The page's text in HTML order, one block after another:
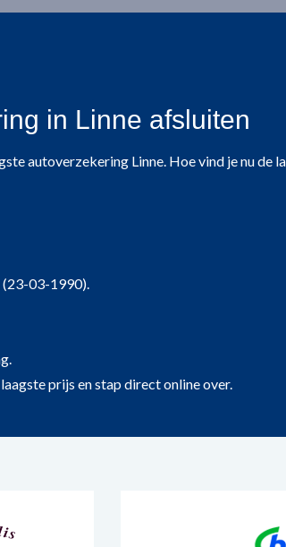
in Linne afsluiten
autoverzekering Linne. Hoe vind je nu de
(23-03-1990).
prijs en stap direct online over.